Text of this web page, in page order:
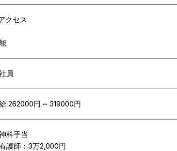
クセス
員
262000円 ~ 319000円
科手当
護師：3万2,000円